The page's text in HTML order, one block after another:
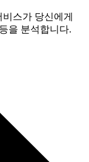
스가 당신에게
을 분석합니다.